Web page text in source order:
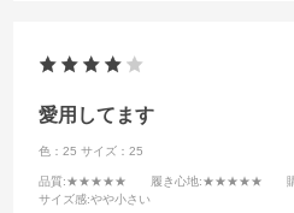
愛用してます
色：25 サイズ：25
品質:★★★★★ 履き心地:★★★★★
サイズ感:やや小さい